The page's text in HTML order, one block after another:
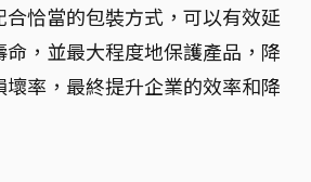
恰當的包裝方式，可以有效延
，並最大程度地保護產品，降
率，最終提升企業的效率和降